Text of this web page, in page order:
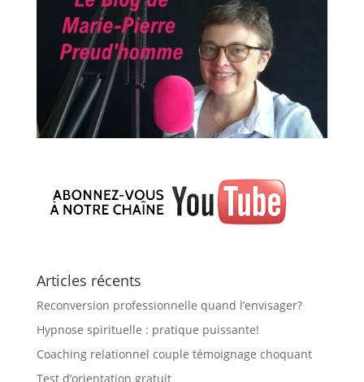
Articles récents
Reconversion professionnelle quand l’envisager?
Hypnose spirituelle : pratique puissante!
Coaching relationnel couple témoignage choquant
Test d’orientation gratuit